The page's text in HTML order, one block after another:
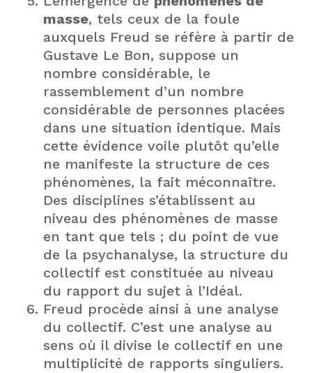
masse, tels ceux de la foule
auxquels Freud se réfère à partir de
Gustave Le Bon, suppose un
nombre considérable, le
rassemblement d’un nombre
considérable de personnes placées
dans une situation identique. Mais
cette évidence voile plutôt qu’elle
ne manifeste la structure de ces
phénomènes, la fait méconnaître.
Des disciplines s’établissent au
niveau des phénomènes de masse
en tant que tels ; du point de vue
de la psychanalyse, la structure du
collectif est constituée au niveau
du rapport du sujet à l’Idéal.
Freud procède ainsi à une analyse
du collectif. C’est une analyse au
sens où il divise le collectif en une
multiplicité de rapports singuliers.